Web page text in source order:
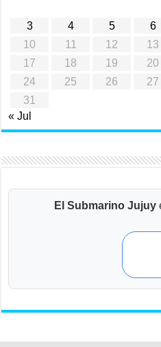
3
4 5 6
10
11 12 13
17
18 19 20
24
25 26 27
31
« Jul
El Submarino Jujuy